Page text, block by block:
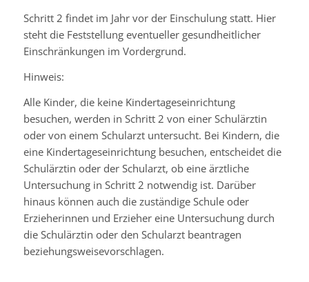
Schritt 2 findet im Jahr vor der Einschulung statt. Hier
steht die Feststellung eventueller gesundheitlicher
Einschränkungen im Vordergrund.
Hinweis:
Alle Kinder, die keine Kindertageseinrichtung
besuchen, werden in Schritt 2 von einer Schulärztin
oder von einem Schularzt untersucht. Bei Kindern, die
eine Kindertageseinrichtung besuchen, entscheidet die
Schulärztin oder der Schularzt, ob eine ärztliche
Untersuchung in Schritt 2 notwendig ist. Darüber
hinaus können auch die zuständige Schule oder
Erzieherinnen und Erzieher eine Untersuchung durch
die Schulärztin oder den Schularzt beantragen
beziehungsweisevorschlagen.